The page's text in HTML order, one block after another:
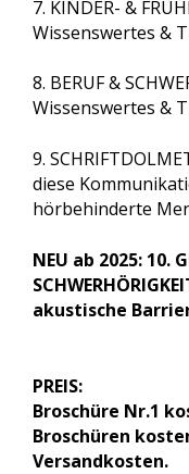
7. KINDER- &
Wissenswertes &
8. BERUF &
Wissenswertes &
9.
diese
hörbehinderte
NEU ab 2025: 10.
akustische
PREIS:
Broschüre Nr.1
Broschüren
Versandkosten.